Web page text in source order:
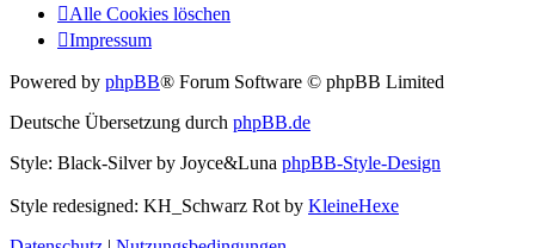
Alle Cookies löschen
Impressum
Powered by phpBB® Forum Software © phpBB Limited
Deutsche Übersetzung durch phpBB.de
Style: Black-Silver by Joyce&Luna phpBB-Style-Design
Style redesigned: KH_Schwarz Rot by KleineHexe